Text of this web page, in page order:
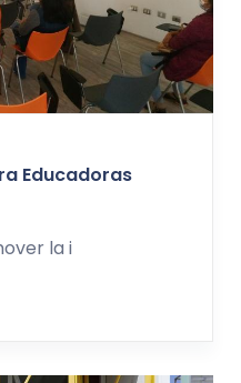
Educadoras
la i